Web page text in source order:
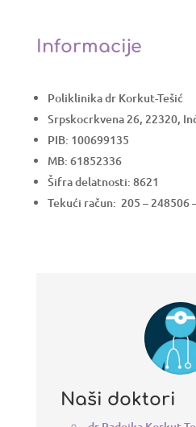
Informacije
Poliklinika dr Korkut-Tešić
Srpskocrkvena 26, 22320,
PIB: 100699135
MB: 61852336
Šifra delatnosti: 8621
Tekući račun: 205 – 248506
Naši doktori